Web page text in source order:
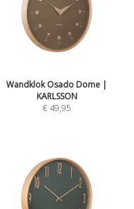
Wandklok Osado Dome |
KARLSSON
€ 49,95